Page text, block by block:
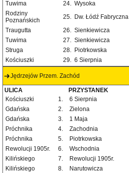
Tuwima
24. Wysoka
Rodziny
Poznańskich
25. Dw. Łódź Fabryczna
Traugutta
26. Sienkiewicza
Tuwima
27. Sienkiewicza
Struga
28. Piotrkowska
Kościuszki
29. 6 Sierpnia
Jędrzejów Przem. Zachód
ULICA PRZYSTANEK
Kościuszki
1.
6 Sierpnia
Gdańska
2.
Zielona
Gdańska
3.
1 Maja
Próchnika
4.
Zachodnia
Próchnika
5.
Piotrkowska
Rewolucji 1905r.
6.
Wschodnia
Kilińskiego
7.
Rewolucji 1905r.
Kilińskiego
8.
Narutowicza